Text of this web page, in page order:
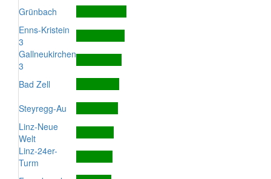
Grünbach
Enns-Kristein
3
Gallneukirchen
3
Bad Zell
Steyregg-Au
Linz-Neue
Welt
Linz-24er-
Turm